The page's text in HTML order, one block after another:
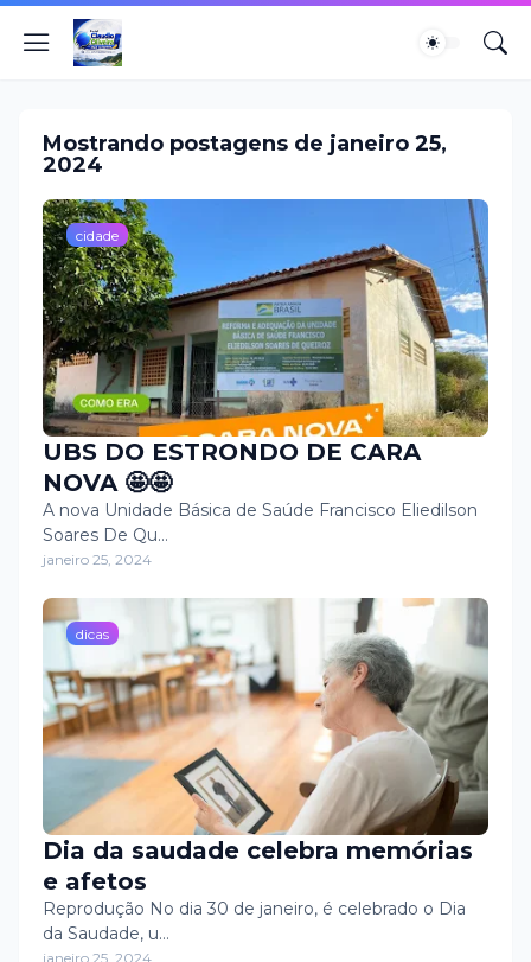
Mostrando postagens de janeiro 25,
2024
cidade
UBS DO ESTRONDO DE CARA
NOVA 🤩🤩
A nova Unidade Básica de Saúde Francisco Eliedilson
Soares De Qu…
janeiro 25, 2024
dicas
Dia da saudade celebra memórias
e afetos
Reprodução No dia 30 de janeiro, é celebrado o Dia
da Saudade, u…
janeiro 25, 2024